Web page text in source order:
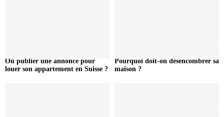
Où publier une annonce pour
louer son appartement en Suisse ?
Pourquoi doit-on désencombrer sa
maison ?